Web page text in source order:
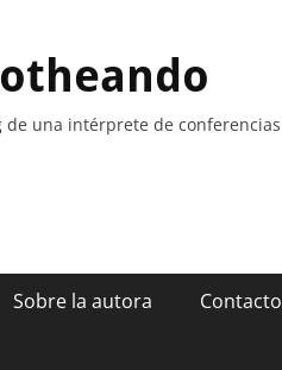
de una intérprete de conferencias
Sobre la autora Contacto